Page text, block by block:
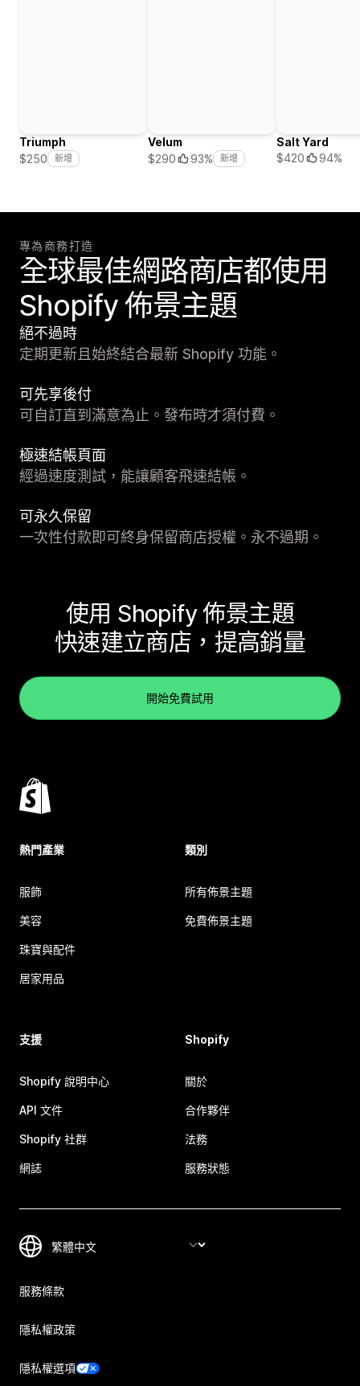
Triumph
$250
新增
Velum
$290
93% 新增
Salt Yard
$420
94%
專為商務打造
全球最佳網路商店都使用
Shopify 佈景主題
絕不過時
定期更新且始終結合最新 Shopify 功能。
可先享後付
可自訂直到滿意為止。發布時才須付費。
極速結帳頁面
經過速度測試，能讓顧客飛速結帳。
可永久保留
一次性付款即可終身保留商店授權。永不過期。
使用 Shopify 佈景主題
快速建立商店，提高銷量
開始免費試用
熱門產業
服飾
美容
珠寶與配件
居家用品
類別
所有佈景主題
免費佈景主題
支援
Shopify 說明中心
API 文件
Shopify 社群
網誌
Shopify
關於
合作夥伴
法務
服務狀態
服務條款
隱私權政策
隱私權選項